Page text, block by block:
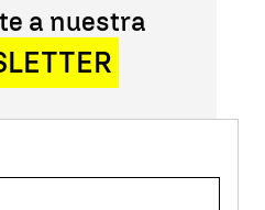
a nuestra